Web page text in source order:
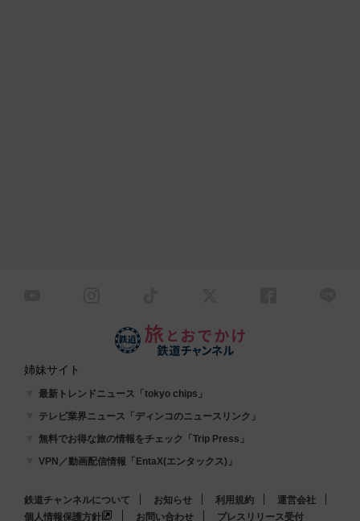
姉妹サイト
最新トレンドニュース「tokyo chips」
テレビ業界ニュース「ディンコのニュースリンク」
無料でお得な旅の情報をチェック「Trip Press」
VPN／動画配信情報「EntaX(エンタックス)」
鉄道チャンネルについて お知らせ 利用規約
運営会社
個人情報保護方針
お問い合わせ プレスリリース受付